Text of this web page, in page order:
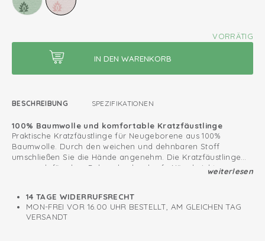
VORRÄTIG
BESCHREIBUNG SPEZIFIKATIONEN
100% Baumwolle und komfortable Kratzfäustlinge
Praktische Kratzfäustlinge für Neugeborene aus 100%
Baumwolle. Durch den weichen und dehnbaren Stoff
umschließen Sie die Hände angenehm. Die Kratzfäustlinge
sorgen dafür, dass Babys durch scharfe Nägel nicht
Stellen Sie mit unserer Baby Essentials Linie ein schönes
Öko-Tex zertifiziert: frei von Schadstoffen
weiterlesen
14 TAGE WIDERRUFSRECHT
MON-FREI VOR 16.00 UHR BESTELLT, AM GLEICHEN TAG
VERSANDT